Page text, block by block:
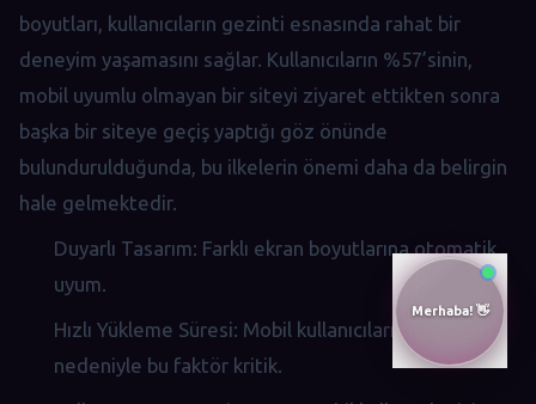
boyutları, kullanıcıların gezinti esnasında rahat bir
deneyim yaşamasını sağlar. Kullanıcıların %57’sinin,
mobil uyumlu olmayan bir siteyi ziyaret ettikten sonra
başka bir siteye geçiş yaptığı göz önünde
bulundurulduğunda, bu ilkelerin önemi daha da belirgin
hale gelmektedir.
Duyarlı Tasarım: Farklı ekran boyutlarına otomatik
uyum.
Hızlı Yükleme Süresi: Mobil kullanıcıların sabırsızlığı
nedeniyle bu faktör kritik.